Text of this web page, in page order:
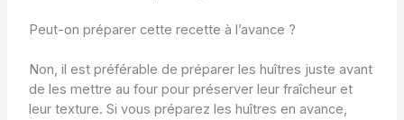
Peut-on préparer cette recette à l’avance ?
Non, il est préférable de préparer les huîtres juste avant
de les mettre au four pour préserver leur fraîcheur et
leur texture. Si vous préparez les huîtres en avance,